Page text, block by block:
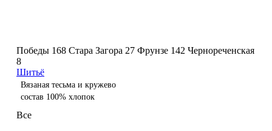
Победы 168 Стара Загора 27 Фрунзе 142 Чернореченская
8
Шитьё
Вязаная тесьма и кружево
состав 100% хлопок
Все